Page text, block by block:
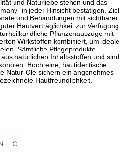
und Naturliebe stehen und das
in jeder Hinsicht bestätigen. Ziel
und Behandlungen mit sichtbarer
Hautverträglichkeit zur Verfügung
Pflanzenauszüge mit
Wirkstoffen kombiniert, um ideale
Sämtliche Pflegeprodukte
natürlichen Inhaltsstoffen und sind
Hochreine, hautidentische
Natur-Öle sichern ein angenehmes
Hautfreundlichkeit.